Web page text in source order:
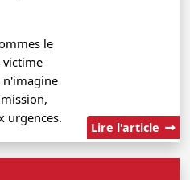
le
victime
n'imagine
urgences.
Lire l'article